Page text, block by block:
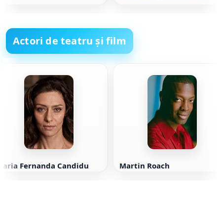
Actori de teatru și film
Fernanda Candidu Martin Roach